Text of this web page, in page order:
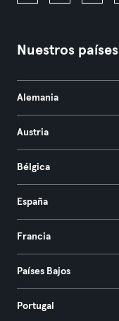
Nuestros países
Alemania
Austria
Bélgica
España
Francia
Países Bajos
Portugal